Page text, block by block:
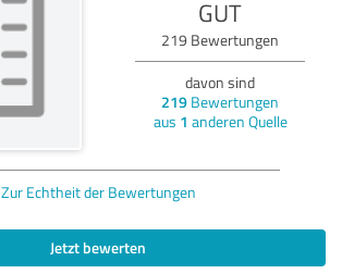
GUT
219 Bewertungen
davon sind
219 Bewertungen
aus 1 anderen Quelle
Zur Echtheit der Bewertungen
Jetzt bewerten